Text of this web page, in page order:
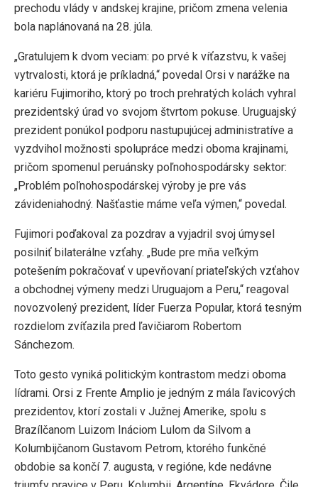
prechodu vlády v andskej krajine, pričom zmena velenia
bola naplánovaná na 28. júla.
„Gratulujem k dvom veciam: po prvé k víťazstvu, k vašej
vytrvalosti, ktorá je príkladná,“ povedal Orsi v narážke na
kariéru Fujimoriho, ktorý po troch prehratých kolách vyhral
prezidentský úrad vo svojom štvrtom pokuse. Uruguajský
prezident ponúkol podporu nastupujúcej administratíve a
vyzdvihol možnosti spolupráce medzi oboma krajinami,
pričom spomenul peruánsky poľnohospodársky sektor:
„Problém poľnohospodárskej výroby je pre vás
závideniahodný. Našťastie máme veľa výmen,“ povedal.
Fujimori poďakoval za pozdrav a vyjadril svoj úmysel
posilniť bilaterálne vzťahy. „Bude pre mňa veľkým
potešením pokračovať v upevňovaní priateľských vzťahov
a obchodnej výmeny medzi Uruguajom a Peru,“ reagoval
novozvolený prezident, líder Fuerza Popular, ktorá tesným
rozdielom zvíťazila pred ľavičiarom Robertom
Sánchezom.
Toto gesto vyniká politickým kontrastom medzi oboma
lídrami. Orsi z Frente Amplio je jedným z mála ľavicových
prezidentov, ktorí zostali v Južnej Amerike, spolu s
Brazílčanom Luizom Ináciom Lulom da Silvom a
Kolumbijčanom Gustavom Petrom, ktorého funkčné
obdobie sa končí 7. augusta, v regióne, kde nedávne